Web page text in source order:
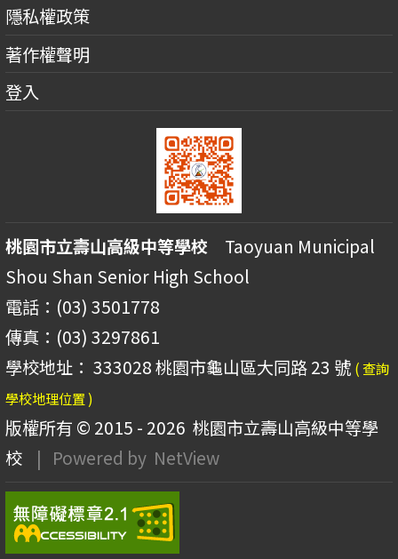
隱私權政策
著作權聲明
登入
桃園市立壽山高級中等學校 Taoyuan Municipal
Shou Shan Senior High School
電話：(03) 3501778
傳真：(03) 3297861
學校地址： 333028 桃園市龜山區大同路 23 號 ( 查詢
學校地理位置 )
版權所有 © 2015 - 2026 桃園市立壽山高級中等學
校
| Powered by NetView